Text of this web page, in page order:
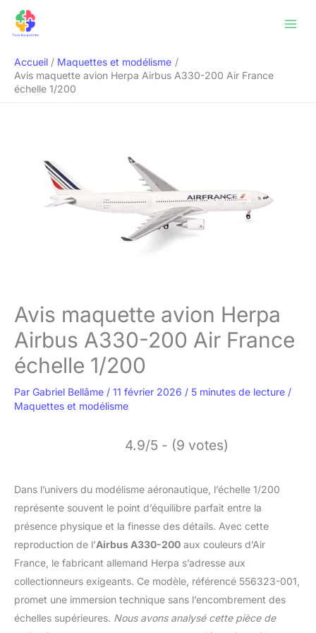
Accueil
Maquettes et modélisme
Avis maquette avion Herpa Airbus A330-200 Air France
échelle 1/200
Avis maquette avion Herpa
Airbus A330-200 Air France
échelle 1/200
Par Gabriel Bellâme / 11 février 2026 / 5 minutes de lecture /
Maquettes et modélisme
4.9/5 - (9 votes)
Dans l’univers du modélisme aéronautique, l’échelle 1/200
représente souvent le point d’équilibre parfait entre la
présence physique et la finesse des détails. Avec cette
reproduction de l’Airbus A330-200 aux couleurs d’Air
France, le fabricant allemand Herpa s’adresse aux
collectionneurs exigeants. Ce modèle, référencé 556323-001,
promet une immersion technique sans l’encombrement des
échelles supérieures. Nous avons analysé cette pièce de
Rechercher